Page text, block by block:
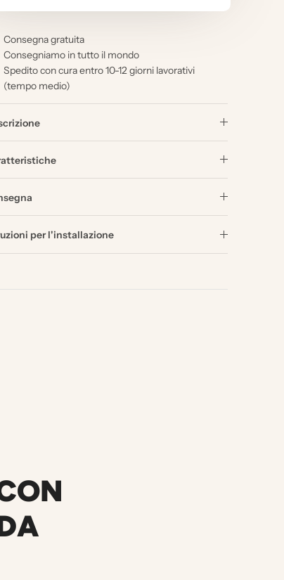
Consegna gratuita
Consegniamo in tutto il mondo
Spedito con cura entro 10-12 giorni lavorativi
(tempo medio)
per l'installazione